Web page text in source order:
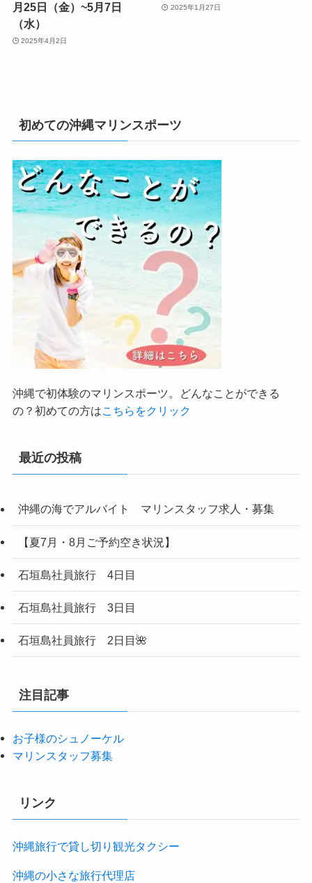
月25日（金）~5月7日
（水）
2025年4月2日
2025年1月27日
初めての沖縄マリンスポーツ
沖縄で初体験のマリンスポーツ。どんなことができる
の？初めての方はこちらをクリック
最近の投稿
沖縄の海でアルバイト マリンスタッフ求人・募集
【夏7月・8月ご予約空き状況】
石垣島社員旅行 4日目
石垣島社員旅行 3日目
石垣島社員旅行 2日目🌺
注目記事
お子様のシュノーケル
マリンスタッフ募集
リンク
沖縄旅行で貸し切り観光タクシー
沖縄の小さな旅行代理店